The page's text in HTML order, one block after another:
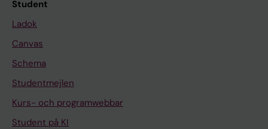
Student
Ladok
Canvas
Schema
Studentmejlen
Kurs- och programwebbar
Student på KI